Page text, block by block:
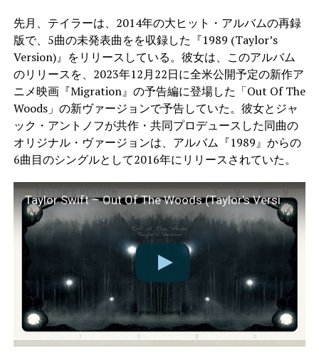
先月、テイラーは、2014年の大ヒット・アルバムの再録
版で、5曲の未発表曲をを収録した『1989 (Taylor’s
Version)』をリリースしている。彼女は、このアルバム
のリリースを、2023年12月22日に全米公開予定の新作ア
ニメ映画『Migration』の予告編に登場した「Out Of The
Woods」の新ヴァージョンで予告していた。彼女とジャ
ック・アントノフが共作・共同プロデュースした同曲の
オリジナル・ヴァージョンは、アルバム『1989』からの
6曲目のシングルとして2016年にリリースされていた。
Taylor Swift – Out Of The Woods (Taylor's Version) (Lyric Video)